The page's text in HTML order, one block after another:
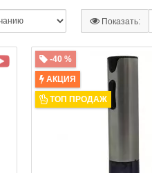
Показать:
-40 %
АКЦИЯ
ТОП ПРОДАЖ